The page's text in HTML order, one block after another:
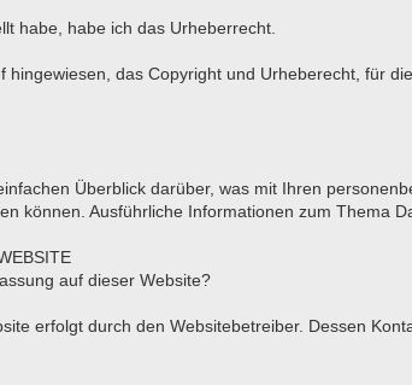
habe, habe ich das Urheberrecht.
das Copyright und Urheberecht, für
Überblick darüber, was mit Ihren
können. Ausführliche Informationen zum Thema
auf dieser Website?
erfolgt durch den Websitebetreiber. Dessen